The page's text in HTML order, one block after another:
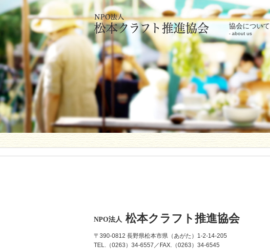
協会について
about us
NPO法人 松本クラフト推進協会
〒390-0812 長野県松本市県（あがた）1-2-14-205
TEL.（0263）34-6557／FAX.（0263）34-6545